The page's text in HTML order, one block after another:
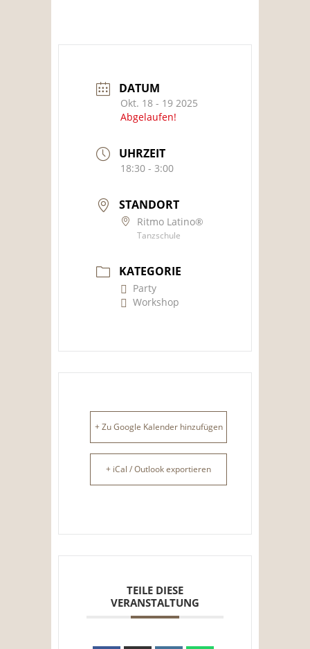
DATUM
Okt. 18 - 19 2025
Abgelaufen!
UHRZEIT
18:30 - 3:00
STANDORT
Ritmo Latino®
Tanzschule
KATEGORIE
Party
Workshop
+ Zu Google Kalender hinzufügen
+ iCal / Outlook exportieren
TEILE DIESE
VERANSTALTUNG